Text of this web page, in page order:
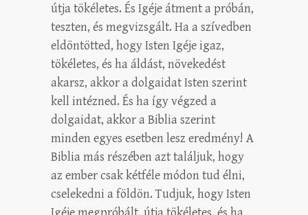
útja tökéletes. És Igéje átment a próbán,
teszten, és megvizsgált. Ha a szívedben
eldöntötted, hogy Isten Igéje igaz,
tökéletes, és ha áldást, növekedést
akarsz, akkor a dolgaidat Isten szerint
kell intézned. És ha így végzed a
dolgaidat, akkor a Biblia szerint
minden egyes esetben lesz eredmény! A
Biblia más részében azt találjuk, hogy
az ember csak kétféle módon tud élni,
cselekedni a földön. Tudjuk, hogy Isten